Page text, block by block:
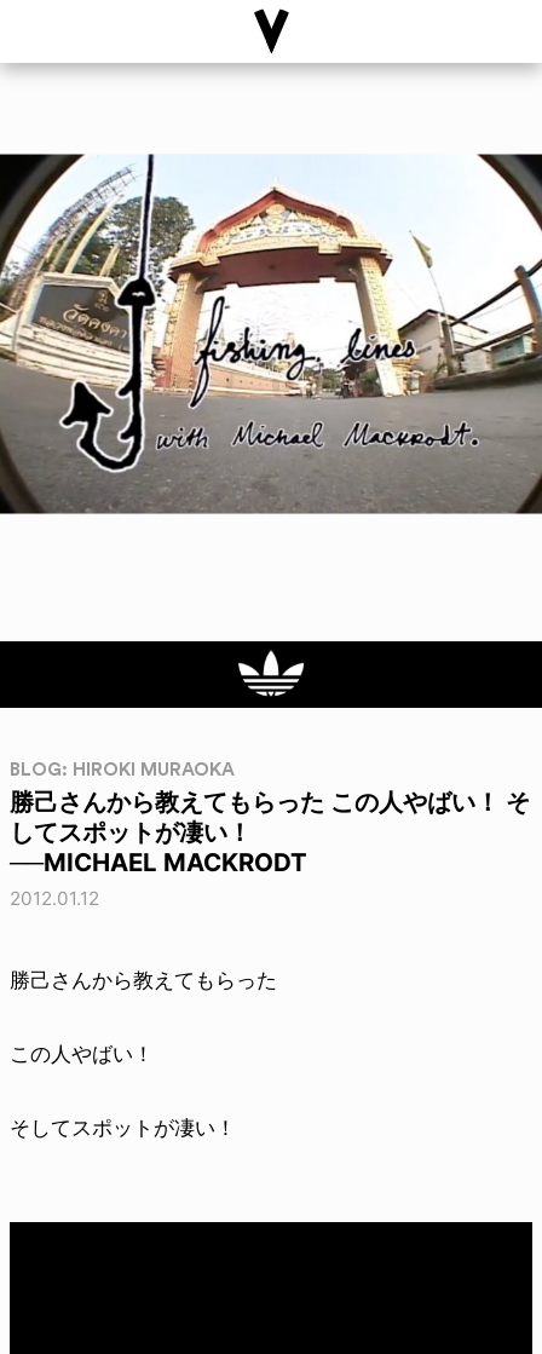
BLOG: HIROKI MURAOKA
勝己さんから教えてもらった この人やばい！ そ
してスポットが凄い！
──MICHAEL MACKRODT
2012.01.12
勝己さんから教えてもらった
この人やばい！
そしてスポットが凄い！